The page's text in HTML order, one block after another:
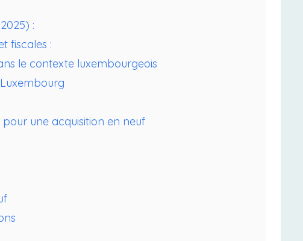
:
fiscales :
le contexte luxembourgeois
une acquisition en neuf